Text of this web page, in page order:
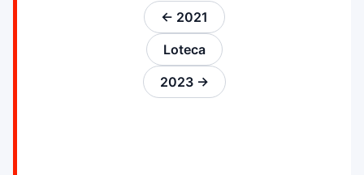
← 2021
Loteca
2023 →